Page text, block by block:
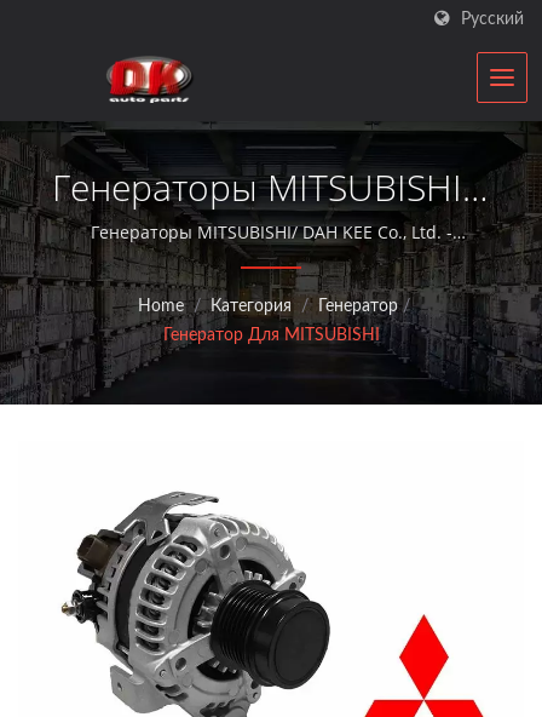
Русский
Генераторы MITSUBISHI |
Производитель
Стартеров И
Генераторов Для
Автомобилей | DK
Генераторы MITSUBISHI/ DAH KEE Co., Ltd. -
квалифицированный производитель
автомобильных компонентов, предоставляющий
услуги послепродажного обслуживания с
генераторами и стартерными двигателями более 30
Home / Категория / Генератор /
Генератор Для MITSUBISHI